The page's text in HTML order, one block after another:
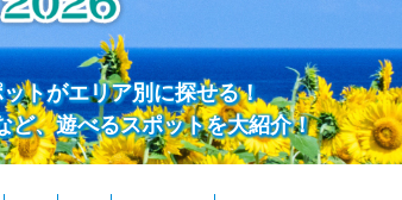
トがエリア別に探せる！
ど、遊べるスポットを大紹介！